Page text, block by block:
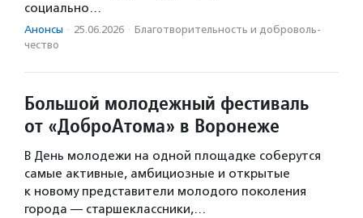
социально…
Анонсы · 25.06.2026 · Благотвори­тель­ность и доброволь­
чест­во
Большой молодежный фестиваль
от «ДоброАтома» в Воронеже
В День молодежи на одной площадке соберутся
самые активные, амбициозные и открытые
к новому представители молодого поколения
города — старшеклассники,…